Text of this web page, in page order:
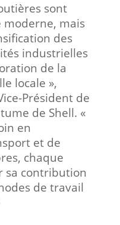
sont
moderne, mais
des
industrielles
de la
locale »,
Président de
de Shell. «
en
et de
chaque
sa contribution
de travail